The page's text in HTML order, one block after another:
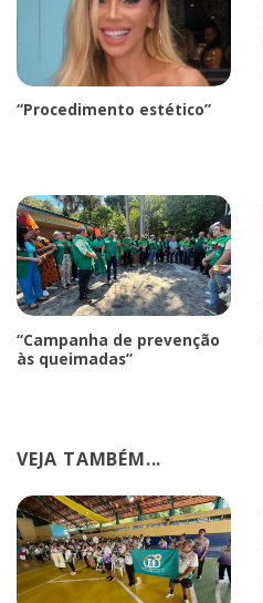
“Procedimento estético”
“Campanha de prevenção
às queimadas”
VEJA TAMBÉM...